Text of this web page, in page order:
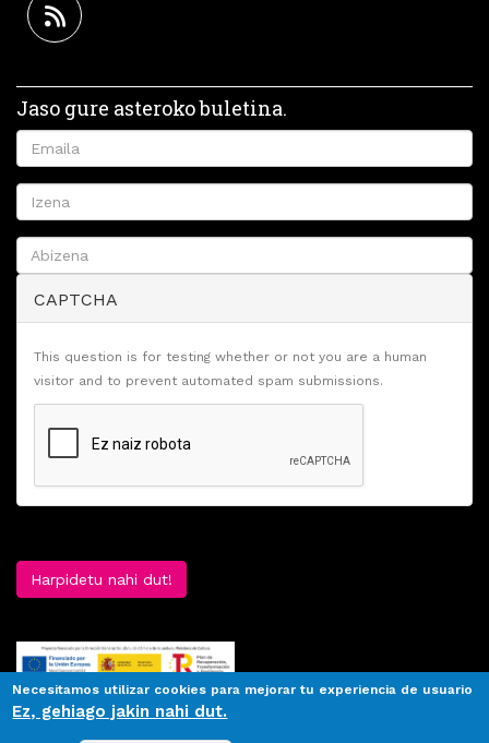
Jaso gure asteroko buletina.
CAPTCHA
This question is for testing whether or not you are a human
visitor and to prevent automated spam submissions.
Harpidetu nahi dut!
Necesitamos utilizar cookies para mejorar tu experiencia de usuario
Ez, gehiago jakin nahi dut.